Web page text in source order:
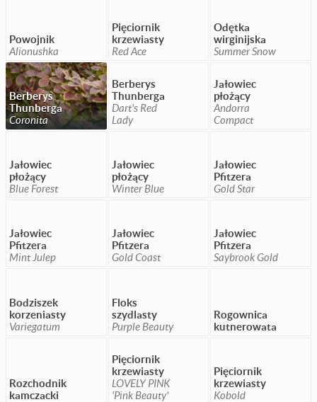
Powojnik
Alionushka
Pięciornik
krzewiasty
Red Ace
Odętka
wirginijska
Summer Snow
Berberys
Thunberga
Coronita
Berberys
Thunberga
Dart's Red
Lady
Jałowiec
płożący
Andorra
Compact
Jałowiec
płożący
Blue Forest
Jałowiec
płożący
Winter Blue
Jałowiec
Pfitzera
Gold Star
Jałowiec
Pfitzera
Mint Julep
Jałowiec
Pfitzera
Gold Coast
Jałowiec
Pfitzera
Saybrook Gold
Bodziszek
korzeniasty
Variegatum
Floks
szydlasty
Purple Beauty
Rogownica
kutnerowata
Rozchodnik
kamczacki
Pięciornik
krzewiasty
LOVELY PINK
'Pink Beauty'
Pięciornik
krzewiasty
Kobold